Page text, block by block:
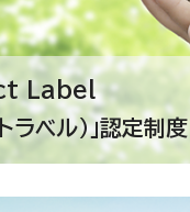
Label
ラベル）」認定制度